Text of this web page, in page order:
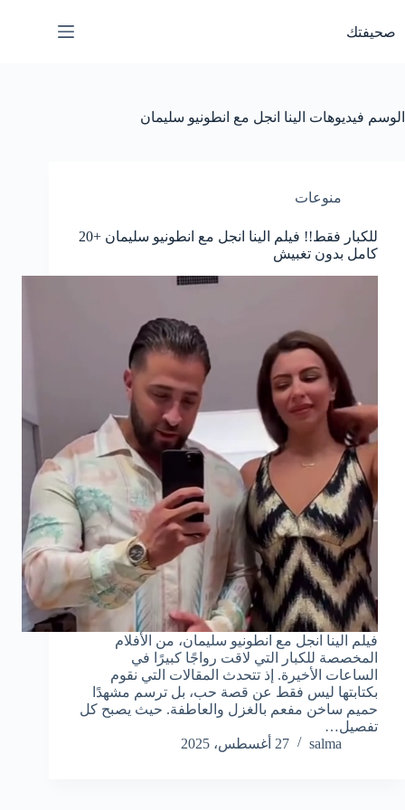
المحتوى
صحيفتك
الوسم فيديوهات الينا انجل مع انطونيو سليمان
منوعات
للكبار فقط!! فيلم الينا انجل مع انطونيو سليمان +20
كامل بدون تغبيش
فيلم الينا انجل مع انطونيو سليمان، من الأفلام
المخصصة للكبار التي لاقت رواجًا كبيرًا في
الساعات الأخيرة. إذ تتحدث المقالات التي نقوم
بكتابتها ليس فقط عن قصة حب، بل ترسم مشهدًا
حميم ساخن مفعم بالغزل والعاطفة. حيث يصبح كل
تفصيل…
salma
27 أغسطس، 2025